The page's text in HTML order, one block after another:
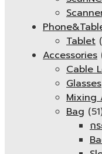
Tablet
Accessories
Cable
Glasses
Mixing
Bag
ก